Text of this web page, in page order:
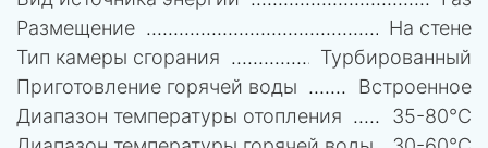
Размещение
На стене
Тип камеры сгорания
Турбированный
Приготовление горячей воды
Встроенное
Диапазон температуры отопления
35-80°C